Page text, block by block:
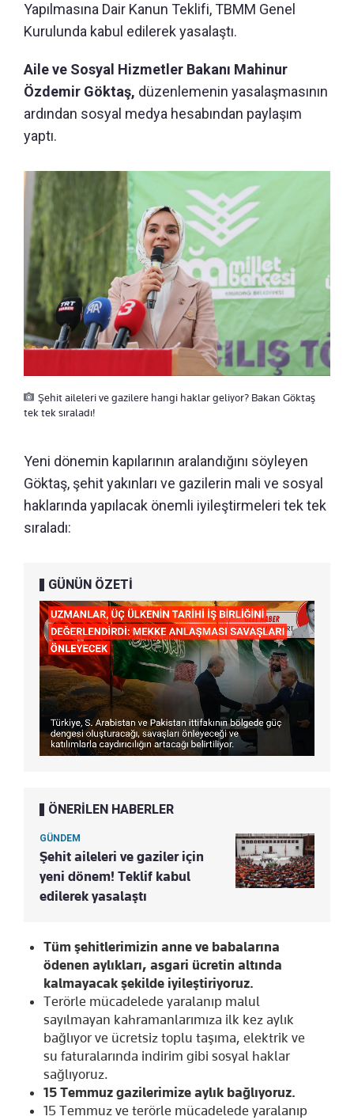
Yapılmasına Dair Kanun Teklifi, TBMM Genel
Kurulunda kabul edilerek yasalaştı.
Aile ve Sosyal Hizmetler Bakanı Mahinur
Özdemir Göktaş, düzenlemenin yasalaşmasının
ardından sosyal medya hesabından paylaşım
yaptı.
Şehit aileleri ve gazilere hangi haklar geliyor? Bakan Göktaş
tek tek sıraladı!
Yeni dönemin kapılarının aralandığını söyleyen
Göktaş, şehit yakınları ve gazilerin mali ve sosyal
haklarında yapılacak önemli iyileştirmeleri tek tek
sıraladı:
GÜNÜN ÖZETİ
ÖNERİLEN HABERLER
GÜNDEM
Şehit aileleri ve gaziler için
yeni dönem! Teklif kabul
edilerek yasalaştı
Tüm şehitlerimizin anne ve babalarına
ödenen aylıkları, asgari ücretin altında
kalmayacak şekilde iyileştiriyoruz.
Terörle mücadelede yaralanıp malul
sayılmayan kahramanlarımıza ilk kez aylık
bağlıyor ve ücretsiz toplu taşıma, elektrik ve
su faturalarında indirim gibi sosyal haklar
sağlıyoruz.
15 Temmuz gazilerimize aylık bağlıyoruz.
15 Temmuz ve terörle mücadelede yaralanıp